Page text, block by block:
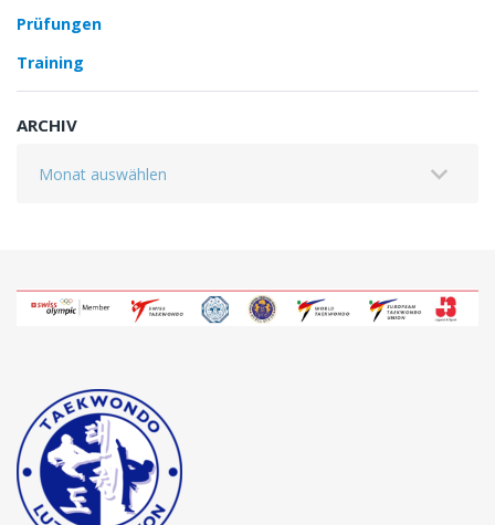
Prüfungen
Training
ARCHIV